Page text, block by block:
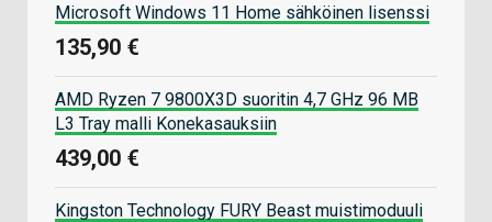
Microsoft Windows 11 Home sähköinen lisenssi
135,90 €
AMD Ryzen 7 9800X3D suoritin 4,7 GHz 96 MB
L3 Tray malli Konekasauksiin
439,00 €
Kingston Technology FURY Beast muistimoduuli